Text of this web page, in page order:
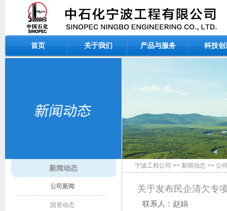
首页 关于我们 产品与服务 科技创
新闻动态
公司新闻
国资动态
宁波工程公司 >> 新闻动态 >> 公
关于发布民企清欠专
联系人：赵娟